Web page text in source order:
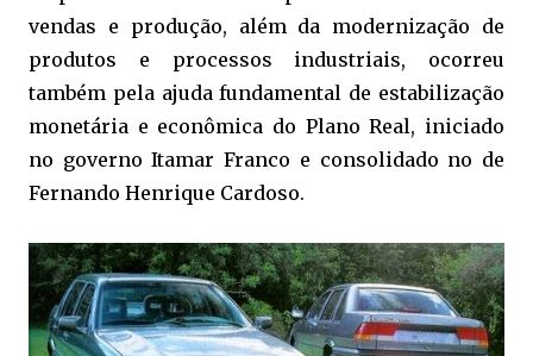
vendas e produção, além da modernização de
produtos e processos industriais, ocorreu
também pela ajuda fundamental de estabilização
monetária e econômica do Plano Real, iniciado
no governo Itamar Franco e consolidado no de
Fernando Henrique Cardoso.